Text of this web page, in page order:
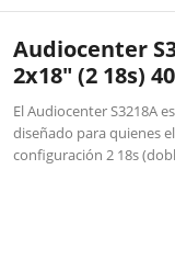
Audiocenter
2x18" (2 18s)
Graves
El Audiocenter S3218A
diseñado para quienes
configuración 2 18s